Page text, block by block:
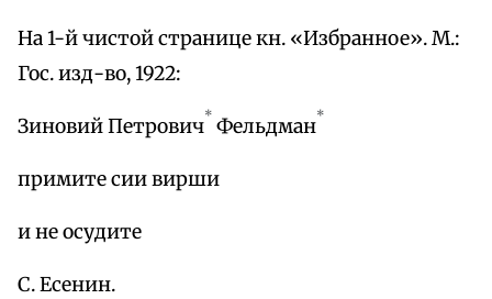
На 1-й чистой странице кн. «Избранное». М.:
Гос. изд-во, 1922:
Зиновий Петрович* Фельдман*
примите сии вирши
и не осудите
С. Есенин.